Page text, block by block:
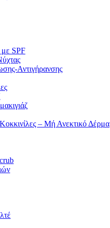
SPF
Αντιγήρανσης
– Μή Ανεκτικό Δέρμα